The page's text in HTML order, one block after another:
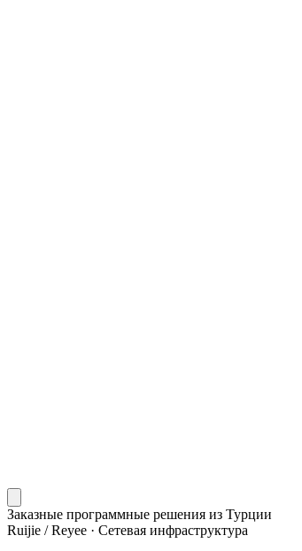
Заказные программные решения из Турции
Ruijie / Reyee · Сетевая инфраструктура